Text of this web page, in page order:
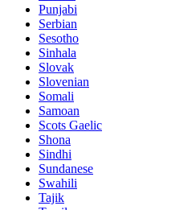
Punjabi
Serbian
Sesotho
Sinhala
Slovak
Slovenian
Somali
Samoan
Scots Gaelic
Shona
Sindhi
Sundanese
Swahili
Tajik